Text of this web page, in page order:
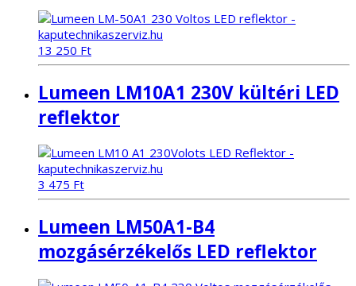
13 250 Ft
Lumeen LM10A1 230V kültéri LED
reflektor
3 475 Ft
Lumeen LM50A1-B4
mozgásérzékelős LED reflektor